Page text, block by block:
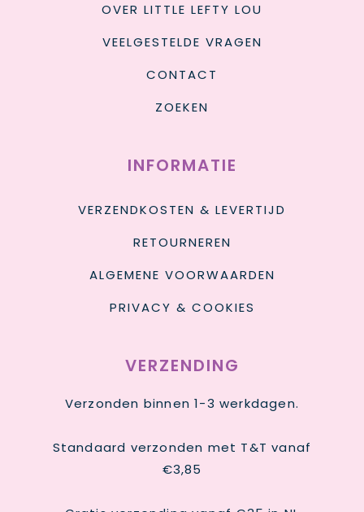
OVER LITTLE LEFTY LOU
VEELGESTELDE VRAGEN
CONTACT
ZOEKEN
INFORMATIE
VERZENDKOSTEN & LEVERTIJD
RETOURNEREN
ALGEMENE VOORWAARDEN
PRIVACY & COOKIES
VERZENDING
Verzonden binnen 1-3 werkdagen.
Standaard verzonden met T&T vanaf
€3,85